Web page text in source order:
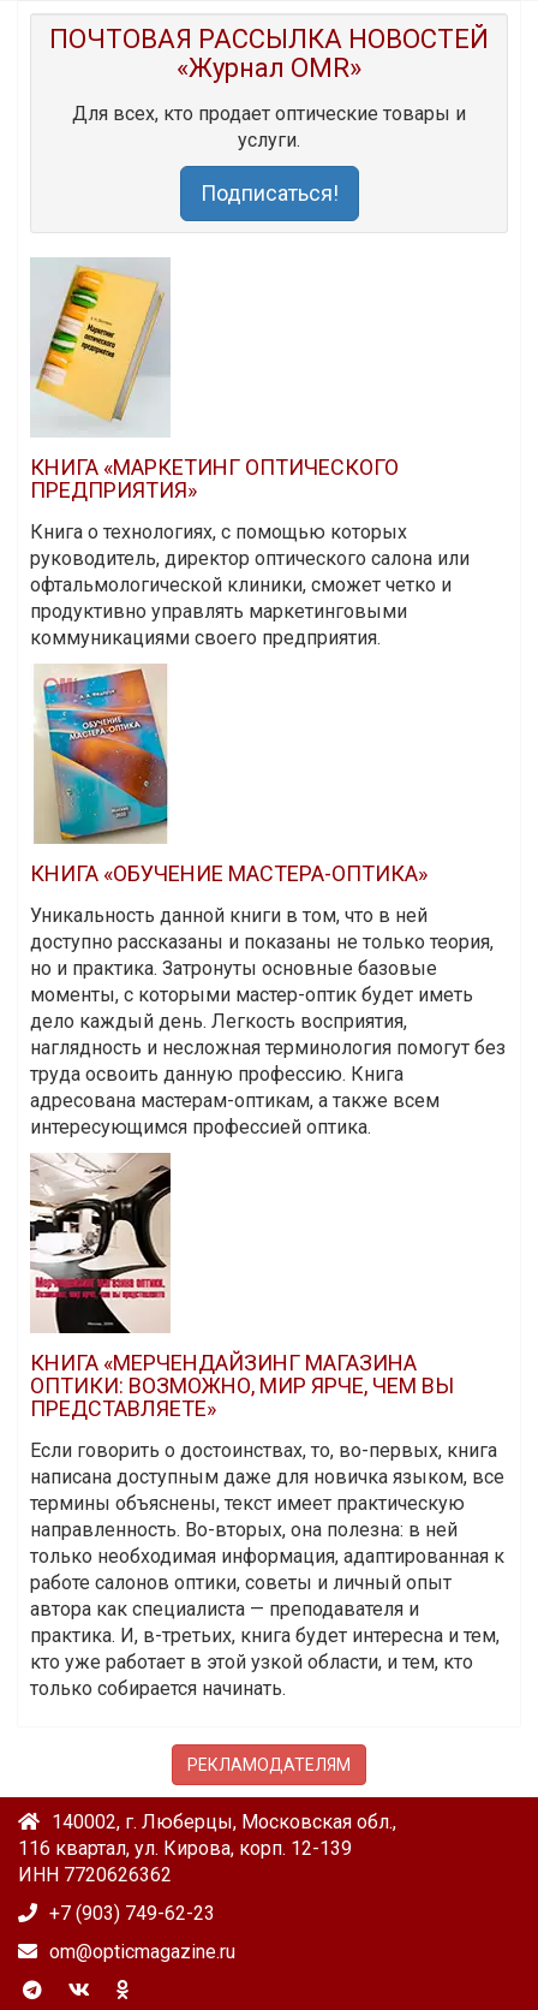
ПОЧТОВАЯ РАССЫЛКА НОВОСТЕЙ
«Журнал OMR»
Для всех, кто продает оптические товары и
услуги.
Подписаться!
КНИГА «МАРКЕТИНГ ОПТИЧЕСКОГО
ПРЕДПРИЯТИЯ»
Книга о технологиях, с помощью которых
руководитель, директор оптического салона или
офтальмологической клиники, сможет четко и
продуктивно управлять маркетинговыми
коммуникациями своего предприятия.
КНИГА «ОБУЧЕНИЕ МАСТЕРА-ОПТИКА»
Уникальность данной книги в том, что в ней
доступно рассказаны и показаны не только теория,
но и практика. Затронуты основные базовые
моменты, с которыми мастер-оптик будет иметь
дело каждый день. Легкость восприятия,
наглядность и несложная терминология помогут без
труда освоить данную профессию. Книга
адресована мастерам-оптикам, а также всем
интересующимся профессией оптика.
КНИГА «МЕРЧЕНДАЙЗИНГ МАГАЗИНА
ОПТИКИ: ВОЗМОЖНО, МИР ЯРЧЕ, ЧЕМ ВЫ
ПРЕДСТАВЛЯЕТЕ»
Если говорить о достоинствах, то, во-первых, книга
написана доступным даже для новичка языком, все
термины объяснены, текст имеет практическую
направленность. Во-вторых, она полезна: в ней
только необходимая информация, адаптированная к
работе салонов оптики, советы и личный опыт
автора как специалиста — преподавателя и
практика. И, в-третьих, книга будет интересна и тем,
кто уже работает в этой узкой области, и тем, кто
только собирается начинать.
РЕКЛАМОДАТЕЛЯМ
140002, г. Люберцы, Московская обл.,
116 квартал, ул. Кирова, корп. 12-139
ИНН 7720626362
+7 (903) 749-62-23
om@opticmagazine.ru